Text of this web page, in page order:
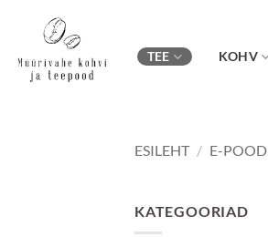
content
TEE KOHV
ESILEHT / E-POOD
KATEGOORIAD